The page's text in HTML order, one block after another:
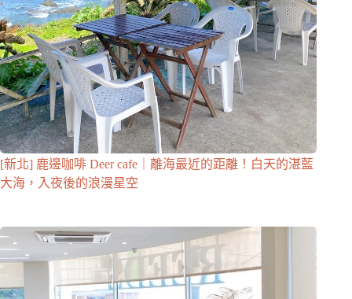
[新北] 鹿邊咖啡 Deer cafe｜離海最近的距離！白天的湛藍
大海，入夜後的浪漫星空